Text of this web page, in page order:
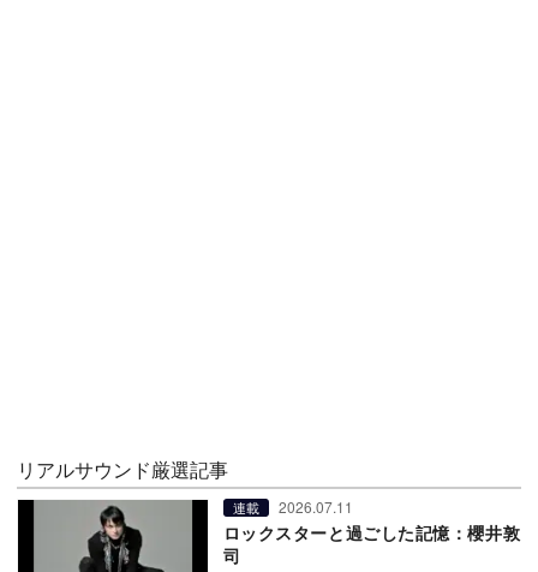
リアルサウンド厳選記事
連載 2026.07.11
ロックスターと過ごした記憶：櫻井敦
司